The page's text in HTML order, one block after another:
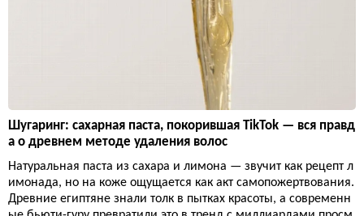
Шугаринг: сахарная паста, покорившая TikTok — вся правд
а о древнем методе удаления волос
Натуральная паста из сахара и лимона — звучит как рецепт л
имонада, но на коже ощущается как акт самопожертвования.
Древние египтяне знали толк в пытках красоты, а современн